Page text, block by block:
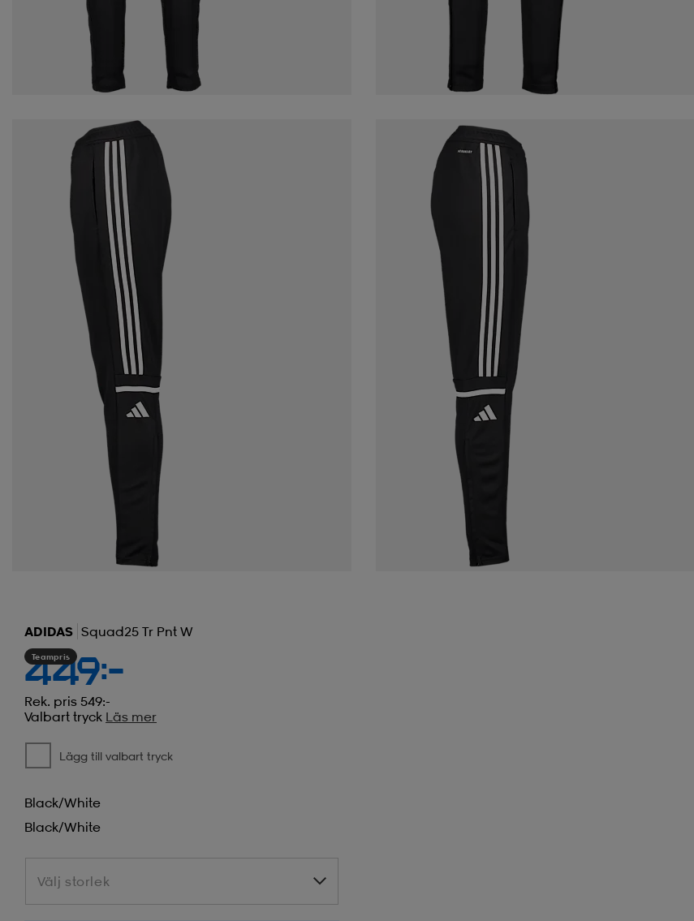
ADIDAS Squad25 Tr Pnt W
Teampris
449:-
Rek. pris 549:-
Valbart tryck Läs mer
Lägg till valbart tryck
Black/white
Black/white
Välj storlek
Välj storlek